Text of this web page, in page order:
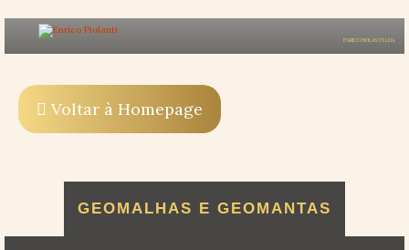
ENRICO PIOLANTI, LDA.
Voltar à Homepage
GEOMALHAS E GEOMANTAS